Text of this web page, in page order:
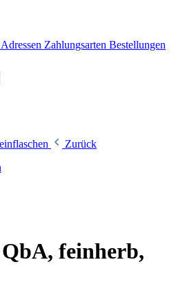
Adressen Zahlungsarten Bestellungen
Zurück
feinherb,